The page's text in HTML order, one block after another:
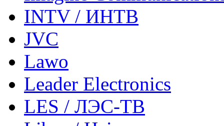
INTV / ИНТВ
JVC
Lawo
Leader Electronics
LES / ЛЭС-ТВ